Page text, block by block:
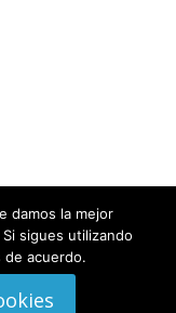
damos la mejor
sigues utilizando
de acuerdo.